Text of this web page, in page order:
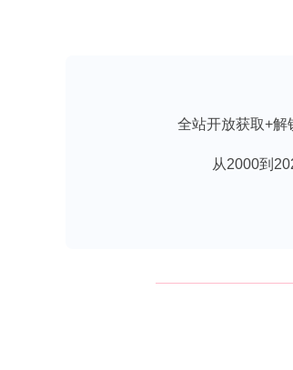
衡、吸收渗出液并促进
比例共混物用于电纺创
液电纺，规避溶剂提取
研究人员采用的主要关
溶剂配制10%(w/v)
照)、0.5%、1%、3%、
1RoHi、3RoHi、
叶变换红外光谱(FTIR,
润湿性(n=5)；按
全站开放获取+解
从2000到